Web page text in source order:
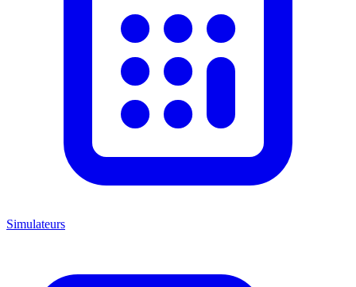
Simulateurs